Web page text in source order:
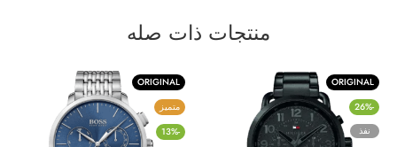
منتجات ذات صله
ORIGINAL
-26%
نفذ
ORIGINAL
متميز
-13%